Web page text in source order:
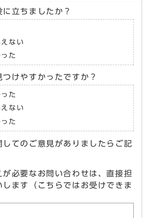
立ちましたか？
ない
た
けやすかったですか？
た
ない
た
してのご意見がありましたらご記
が必要なお問い合わせは、直接担
します（こちらではお受けできま